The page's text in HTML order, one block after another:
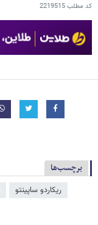
کد مطلب2219515
برچسب‌ها
ریکاردو ساپینتو